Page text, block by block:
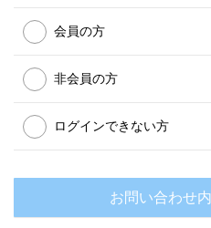
会員の方
非会員の方
ログインできない方